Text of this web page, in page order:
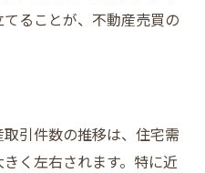
もたらす変化
影響
ることが、不動産売買の
引件数の推移は、住宅需
く左右されます。特に近